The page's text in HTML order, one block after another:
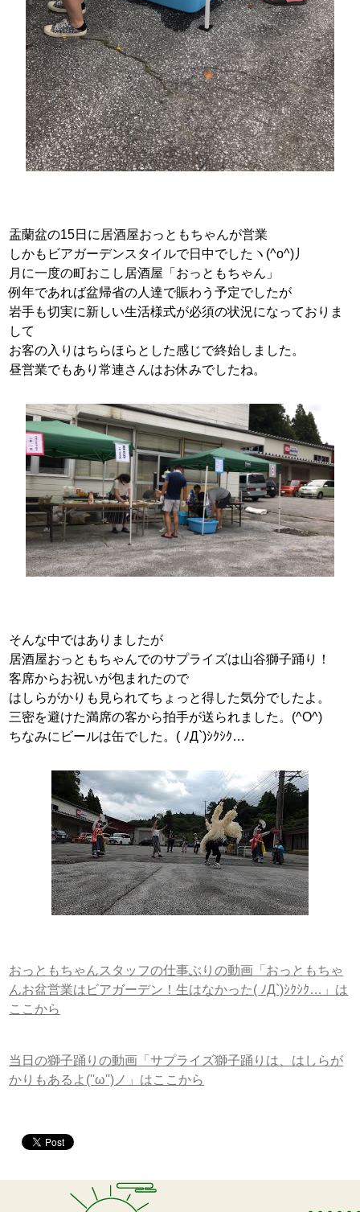
盂蘭盆の15日に居酒屋おっともちゃんが営業
しかもビアガーデンスタイルで日中でしたヽ(^o^)丿
月に一度の町おこし居酒屋「おっともちゃん」
例年であれば盆帰省の人達で賑わう予定でしたが
岩手も切実に新しい生活様式が必須の状況になっておりま
して
お客の入りはちらほらとした感じで終始しました。
昼営業でもあり常連さんはお休みでしたね。
そんな中ではありましたが
居酒屋おっともちゃんでのサプライズは山谷獅子踊り！
客席からお祝いが包まれたので
はしらがかりも見られてちょっと得した気分でしたよ。
三密を避けた満席の客から拍手が送られました。(^O^)
ちなみにビールは缶でした。( ﾉД`)ｼｸｼｸ…
おっともちゃんスタッフの仕事ぶりの動画「おっともちゃ
んお盆営業はビアガーデン！生はなかった( ﾉД`)ｼｸｼｸ…」は
ここから
当日の獅子踊りの動画「サプライズ獅子踊りは、はしらが
かりもあるよ(''ω'')ノ」はここから